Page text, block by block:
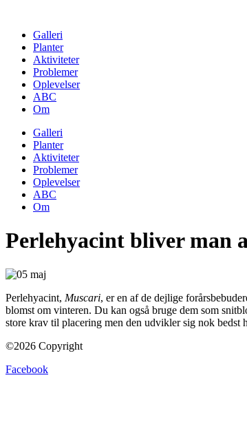
contentGalleri
Planter
Aktiviteter
Problemer
Oplevelser
ABC
Om
Galleri
Planter
Aktiviteter
Problemer
Oplevelser
ABC
Om
Perlehyacint bliver man
Perlehyacint, Muscari, er en af de dejlige
blomst om vinteren. Du kan også bruge dem som
store krav til placering men den udvikler sig nok bedst
©2026 Copyright
Facebook